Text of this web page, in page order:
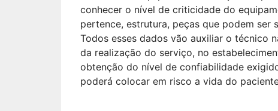
conhecer o nível de criticidade do
pertence, estrutura, peças que podem ser
Todos esses dados vão auxiliar o técnico
da realização do serviço, no
obtenção do nível de confiabilidade
poderá colocar em risco a vida do